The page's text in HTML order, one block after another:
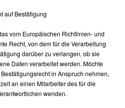
auf Bestätigung
vom Europäischen Richtlinien- und
Recht, von dem für die Verarbeitung
darüber zu verlangen, ob sie
Daten verarbeitet werden. Möchte
in Anspruch nehmen,
an einen Mitarbeiter des für die
wenden.